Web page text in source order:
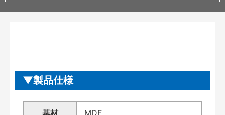
製品仕様
基材 MDF